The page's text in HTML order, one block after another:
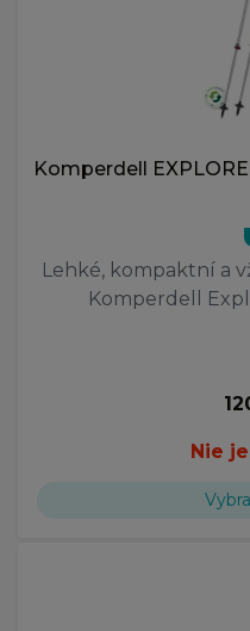
Komperdell
Lehké, kompaktní a
Komperdell
Nie